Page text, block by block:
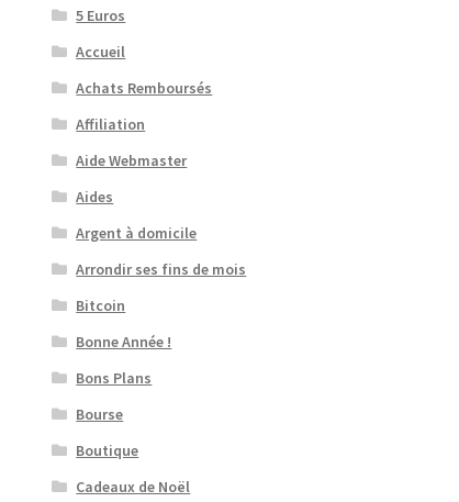
5 Euros
Accueil
Achats Remboursés
Affiliation
Aide Webmaster
Aides
Argent à domicile
Arrondir ses fins de mois
Bitcoin
Bonne Année !
Bons Plans
Bourse
Boutique
Cadeaux de Noël